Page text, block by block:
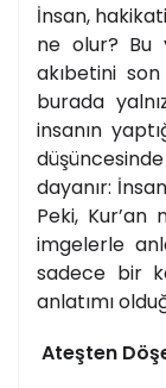
İnsan,
ne olur? Bu
akıbetini
burada
insanın
dayanır:
Peki,
imgelerle
sadece bir
anlatımı
Ateşten